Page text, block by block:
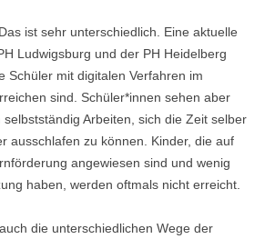
Das ist sehr unterschiedlich. Eine aktuelle
Ludwigsburg und der PH Heidelberg
Schüler mit digitalen Verfahren im
sind. Schüler*innen sehen aber
Arbeiten, sich die Zeit selber
ausschlafen zu können. Kinder, die auf
angewiesen sind und wenig
haben, werden oftmals nicht erreicht.
die unterschiedlichen Wege der